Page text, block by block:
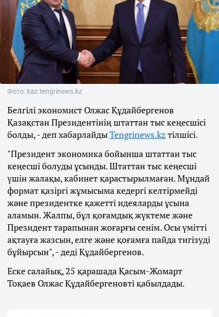
Фото: kaz.tengrinews.kz
Белгілі экономист Олжас Құдайбергенов
Қазақстан Президентінің штаттан тыс кеңесшісі
болды, - деп хабарлайдыTengrinews.kz тілшісі.
"Президент экономика бойынша штаттан тыс
кеңесші болуды ұсынды. Штаттан тыс кеңесші
үшін жалақы, кабинет қарастырылмаған. Мұндай
формат қазіргі жұмысыма кедергі келтірмейді
және президентке қажетті идеяларды ұсына
аламын. Жалпы, бұл қоғамдық жүктеме және
Президент тарапынан жоғарғы сенім. Осы үмітті
ақтауға жазсын, елге және қоғамға пайда тигізуді
бұйырсын", - деді Құдайбергенов.
Еске салайық, 25 қарашада Қасым-Жомарт
Тоқаев Олжас Құдайбергеновті қабылдады.